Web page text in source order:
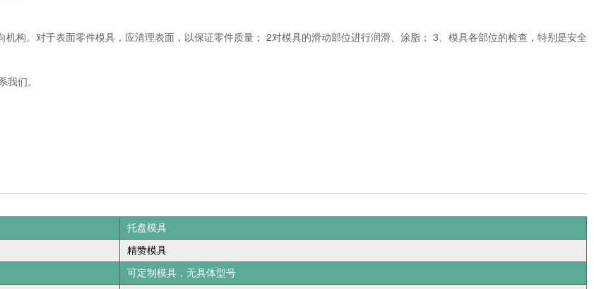
构。对于表面零件模具，应清理表面，以保证零件质量； 2对模具的滑动部位进行润滑、涂脂； 3、模具各部位的检查，特别是安全
我们。
托盘模具
精赞模具
可定制模具，无具体型号